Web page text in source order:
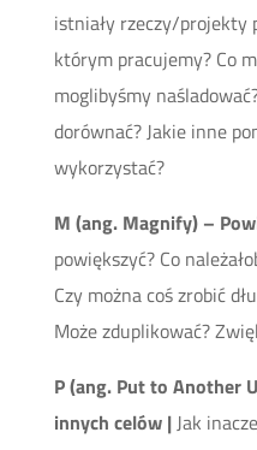
istniały rzeczy/projekty
którym pracujemy? Co
moglibyśmy
dorównać? Jakie inne
wykorzystać?
M (ang. Magnify) –
powiększyć? Co
Czy można coś zrobić
Może zduplikować?
P (ang. Put to Another
innych celów | Jak